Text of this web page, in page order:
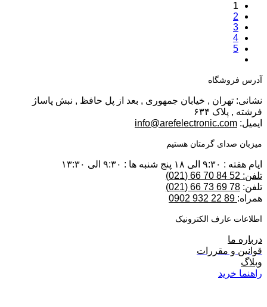
1
2
3
4
5
آدرس فروشگاه
نشانی: تهران , خیابان جمهوری , بعد از پل حافظ , نبش پاساژ
فرشته , پلاک ۶۳۴
ایمیل: info@arefelectronic.com
میزبان صدای گرمتان هستیم
ایام هفته : ۹:۳۰ الی ۱۸ پنج شنبه ها : ۹:۳۰ الی ۱۳:۳۰
تلفن: 52 84 70 66 (021)
تلفن: 78 69 73 66 (021)
همراه:
اطلاعات عارف الکترونیک
درباره ما
قوانین و مقررات
وبلاگ
راهنما خرید